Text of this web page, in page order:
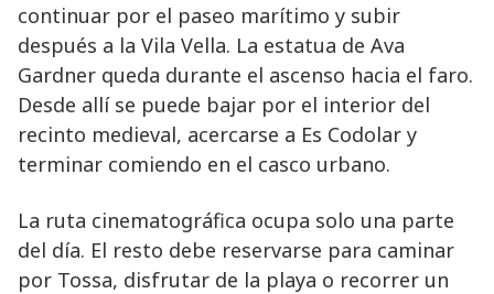
continuar por el paseo marítimo y subir
después a la Vila Vella. La estatua de Ava
Gardner queda durante el ascenso hacia el faro.
Desde allí se puede bajar por el interior del
recinto medieval, acercarse a Es Codolar y
terminar comiendo en el casco urbano.
La ruta cinematográfica ocupa solo una parte
del día. El resto debe reservarse para caminar
por Tossa, disfrutar de la playa o recorrer un